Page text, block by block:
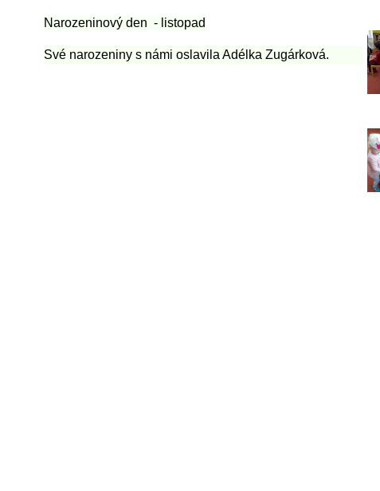
Narozeninový den - listopad
Své narozeniny s námi oslavila Adélka Zugárková.